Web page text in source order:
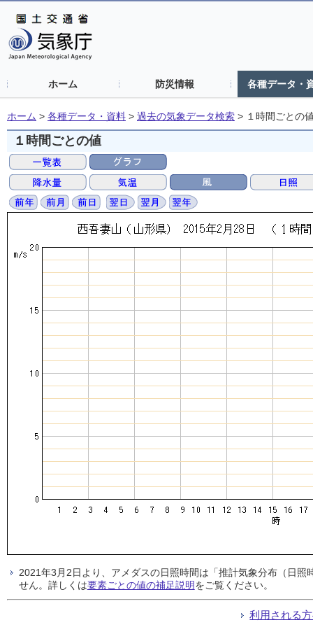
ホーム 防災情報 各種データ・
ホーム > 各種データ・資料 > 過去の気象データ検索 > １時間ごとの
１時間ごとの値
2021年3月2日より、アメダスの日照時間は「推計気象分布（日
せん。詳しくは要素ごとの値の補足説明をご覧ください。
利用される